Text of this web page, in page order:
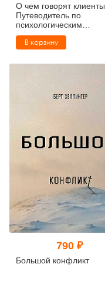
О чем говорят клиенты.
Путеводитель по
психологическим
проблемам
В корзину
790 ₽
Большой конфликт